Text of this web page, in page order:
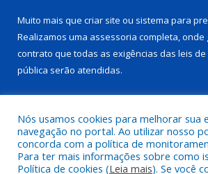
Muito mais que criar site ou sistema para
Realizamos uma assessoria completa, onde
contrato que todas as exigências das leis
pública serão atendidas.
Nós usamos cookies para melhorar sua
navegação no portal. Ao utilizar nosso
concorda com a política de
Para ter mais informações sobre como
Política de cookies (Leia mais). Se você